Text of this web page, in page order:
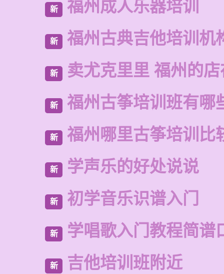
新 福州成人乐器培训
新 福州古典吉他培训机
新 卖尤克里里 福州的
新 福州古筝培训班有哪
新 福州哪里古筝培训比
新 学声乐的好处说说
新 初学音乐识谱入门
新 学唱歌入门教程简谱
新 吉他培训班附近